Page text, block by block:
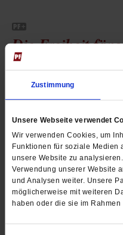
Zustimmung
Unsere Webseite verwendet
Wir verwenden Cookies, um
Funktionen für soziale Medien
unsere Website zu
Verwendung unserer Website
und Analysen weiter. Unsere
möglicherweise mit weiteren
haben oder die sie im
Die Freiheit
Fünfzig Jahre nach
und Ostdeutsche
den